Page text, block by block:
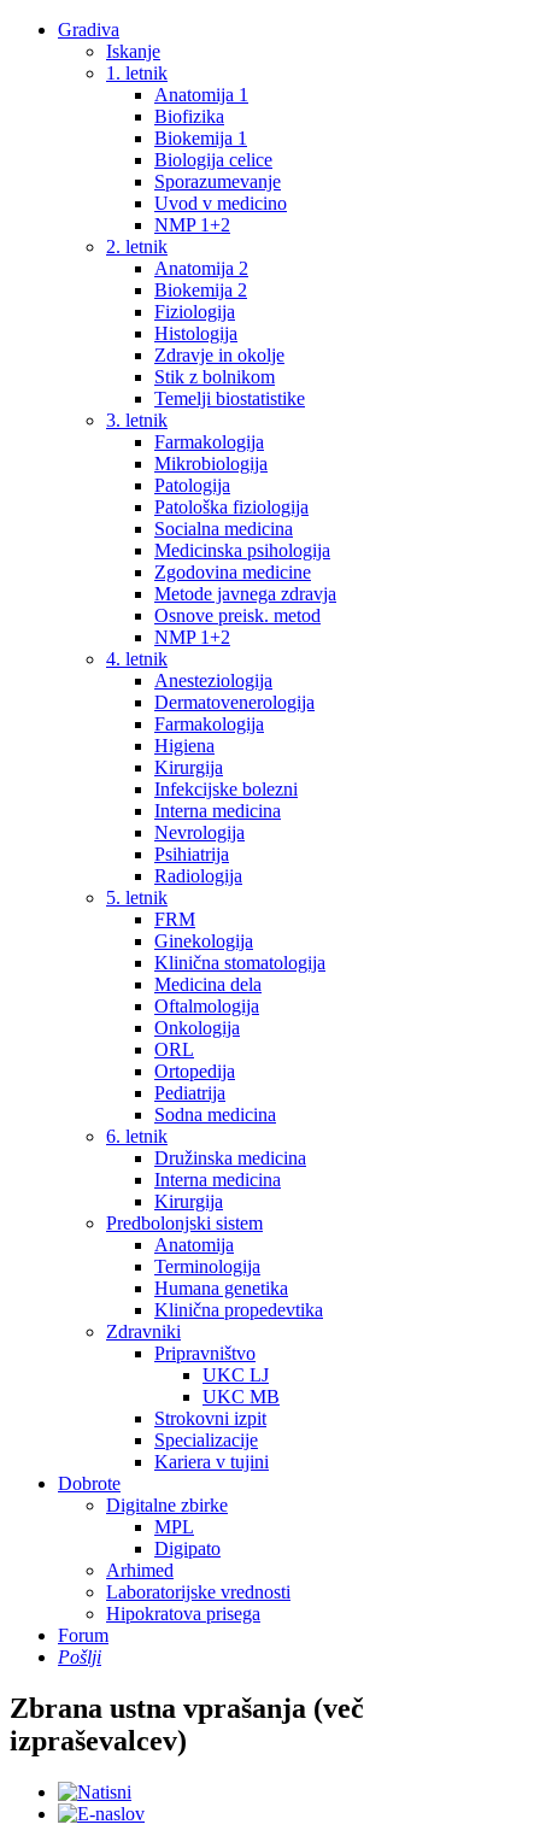
Gradiva
Iskanje
1. letnik
Anatomija 1
Biofizika
Biokemija 1
Biologija celice
Sporazumevanje
Uvod v medicino
NMP 1+2
2. letnik
Anatomija 2
Biokemija 2
Fiziologija
Histologija
Zdravje in okolje
Stik z bolnikom
Temelji biostatistike
3. letnik
Farmakologija
Mikrobiologija
Patologija
Patološka fiziologija
Socialna medicina
Medicinska psihologija
Zgodovina medicine
Metode javnega zdravja
Osnove preisk. metod
NMP 1+2
4. letnik
Anesteziologija
Dermatovenerologija
Farmakologija
Higiena
Kirurgija
Infekcijske bolezni
Interna medicina
Nevrologija
Psihiatrija
Radiologija
5. letnik
FRM
Ginekologija
Klinična stomatologija
Medicina dela
Oftalmologija
Onkologija
ORL
Ortopedija
Pediatrija
Sodna medicina
6. letnik
Družinska medicina
Interna medicina
Kirurgija
Predbolonjski sistem
Anatomija
Terminologija
Humana genetika
Klinična propedevtika
Zdravniki
Pripravništvo
UKC LJ
UKC MB
Strokovni izpit
Specializacije
Kariera v tujini
Dobrote
Digitalne zbirke
MPL
Digipato
Arhimed
Laboratorijske vrednosti
Hipokratova prisega
Forum
Pošlji
Zbrana ustna vprašanja (več
izpraševalcev)